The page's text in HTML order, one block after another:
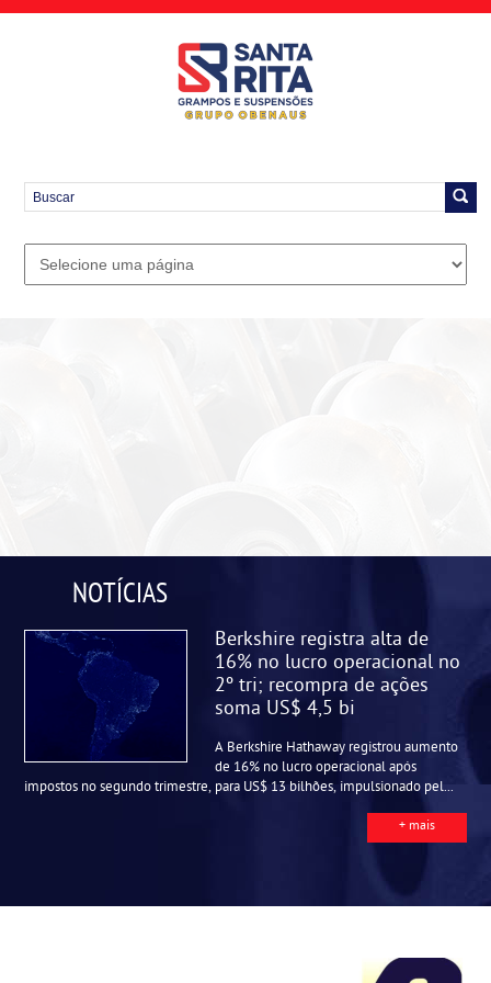
NOTÍCIAS
Berkshire registra alta de
16% no lucro operacional no
2º tri; recompra de ações
soma US$ 4,5 bi
A Berkshire Hathaway registrou aumento
de 16% no lucro operacional após
impostos no segundo trimestre, para US$ 13 bilhões, impulsionado pel...
+ mais